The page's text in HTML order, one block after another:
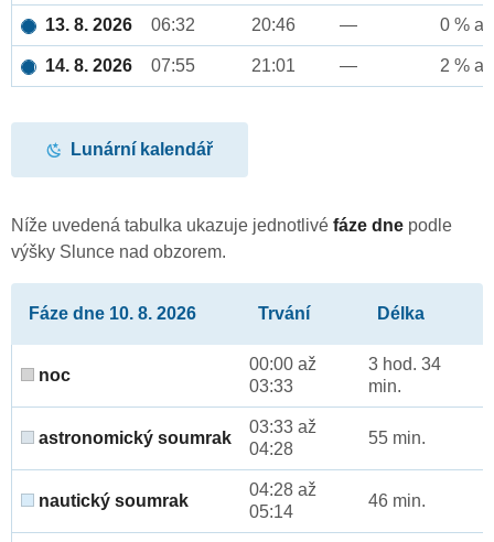
13. 8. 2026 06:32 20:46 — 0 %
14. 8. 2026 07:55 21:01 — 2 %
Lunární kalendář
Níže uvedená tabulka ukazuje jednotlivé fáze dne podle
výšky Slunce nad obzorem.
Fáze dne 10. 8. 2026 Trvání Délka
noc
00:00 až
03:33
3 hod. 34
min.
astronomický soumrak
03:33 až
04:28
55 min.
nautický soumrak
04:28 až
05:14
46 min.